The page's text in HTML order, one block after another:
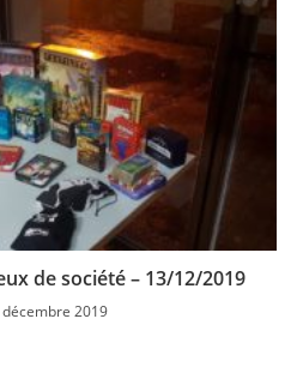
de société – 13/12/2019
décembre 2019